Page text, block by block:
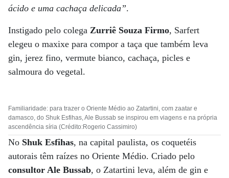
ácido e uma cachaça delicada”.
Instigado pelo colega Zurriê Souza Firmo, Sarfert
elegeu o maxixe para compor a taça que também leva
gin, jerez fino, vermute bianco, cachaça, picles e
salmoura do vegetal.
Familiaridade: para trazer o Oriente Médio ao Zatartini, com zaatar e
damasco, do Shuk Esfihas, Ale Bussab se inspirou em viagens e na própria
ascendência síria (Crédito:Rogerio Cassimiro)
No Shuk Esfihas, na capital paulista, os coquetéis
autorais têm raízes no Oriente Médio. Criado pelo
consultor Ale Bussab, o Zatartini leva, além de gin e